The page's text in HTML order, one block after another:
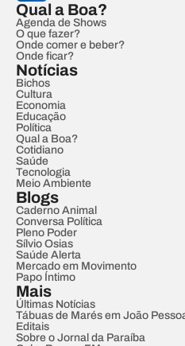
Qual a Boa?
Agenda de Shows
O que fazer?
Onde comer e beber?
Onde ficar?
Notícias
Bichos
Cultura
Economia
Educação
Política
Qual a Boa?
Cotidiano
Saúde
Tecnologia
Meio Ambiente
Blogs
Caderno Animal
Conversa Política
Pleno Poder
Sílvio Osias
Saúde Alerta
Mercado em Movimento
Papo Íntimo
Mais
Últimas Notícias
Tábuas de Marés em João
Editais
Sobre o Jornal da Paraíba